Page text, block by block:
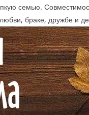
семью.
браке, дружбе и